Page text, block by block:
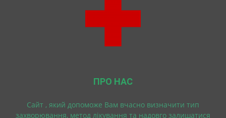
ПРО НАС
Cайт , який допоможе Вам вчасно визначити тип
захворювання, метод лікування та надовго залишатися